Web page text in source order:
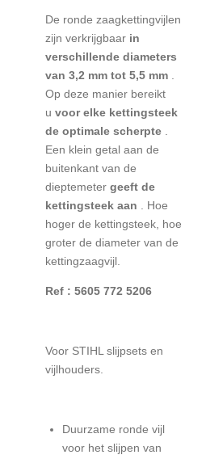
De ronde zaagkettingvijlen
zijn verkrijgbaar in
verschillende diameters
van 3,2 mm tot 5,5 mm
Op deze manier bereikt
u voor elke kettingsteek
de optimale scherpte
Een klein getal aan de
buitenkant van de
dieptemeter geeft de
kettingsteek aan
. Hoe
hoger de kettingsteek, hoe
groter de diameter van de
kettingzaagvijl.
Ref : 5605 772 5206
Voor STIHL slijpsets en
vijlhouders.
Duurzame ronde vijl
voor het slijpen van